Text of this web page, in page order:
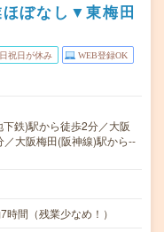
ぼなし▼東梅田
祝日が休み WEB登録OK
鉄)駅から徒歩2分／大阪
大阪梅田(阪神線)駅から--
間（残業少なめ！）